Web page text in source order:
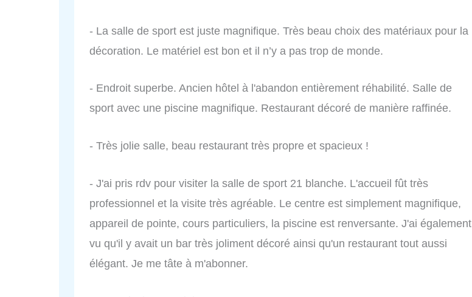
- La salle de sport est juste magnifique. Très beau choix des matériaux pour la
décoration. Le matériel est bon et il n’y a pas trop de monde.
- Endroit superbe. Ancien hôtel à l'abandon entièrement réhabilité. Salle de
sport avec une piscine magnifique. Restaurant décoré de manière raffinée.
- Très jolie salle, beau restaurant très propre et spacieux !
- J'ai pris rdv pour visiter la salle de sport 21 blanche. L'accueil fût très
professionnel et la visite très agréable. Le centre est simplement magnifique,
appareil de pointe, cours particuliers, la piscine est renversante. J'ai également
vu qu'il y avait un bar très joliment décoré ainsi qu'un restaurant tout aussi
élégant. Je me tâte à m'abonner.